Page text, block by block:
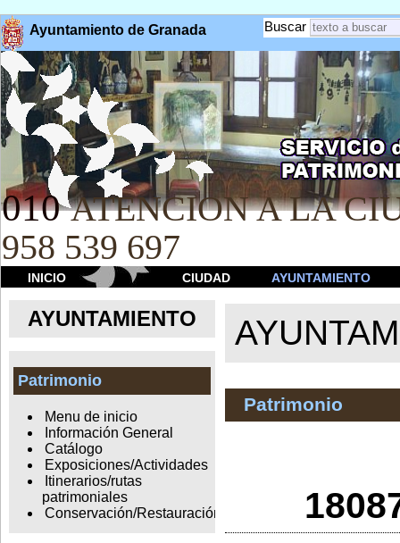
Ayuntamiento de Granada Buscar
010 ATENCION A LA
958 539 697
INICIO CIUDAD AYUNTAMIENTO
AYUNTAMIENTO
Patrimonio
Menu de inicio
Información General
Catálogo
Exposiciones/Actividades
Itinerarios/rutas
patrimoniales
Conservación/Restauración
Patrimonio